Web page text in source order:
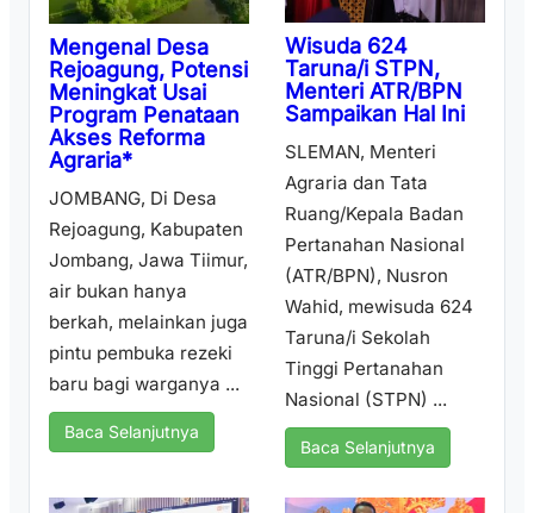
Mengenal Desa
Rejoagung, Potensi
Meningkat Usai
Program Penataan
Akses Reforma
Agraria*
JOMBANG, Di Desa
Rejoagung, Kabupaten
Jombang, Jawa Tiimur,
air bukan hanya
berkah, melainkan juga
pintu pembuka rezeki
baru bagi warganya ...
Baca Selanjutnya
Wisuda 624
Taruna/i STPN,
Menteri ATR/BPN
Sampaikan Hal Ini
SLEMAN, Menteri
Agraria dan Tata
Ruang/Kepala Badan
Pertanahan Nasional
(ATR/BPN), Nusron
Wahid, mewisuda 624
Taruna/i Sekolah
Tinggi Pertanahan
Nasional (STPN) ...
Baca Selanjutnya